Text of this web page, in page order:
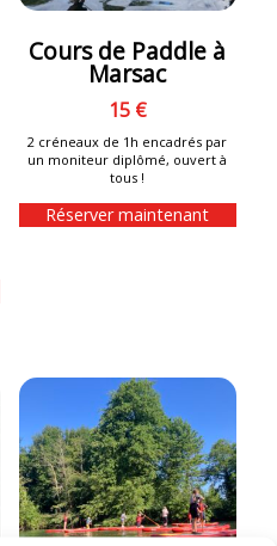
Cours de Paddle à
Marsac
15 €
2 créneaux de 1h encadrés par
un moniteur diplômé, ouvert à
tous !
Réserver maintenant